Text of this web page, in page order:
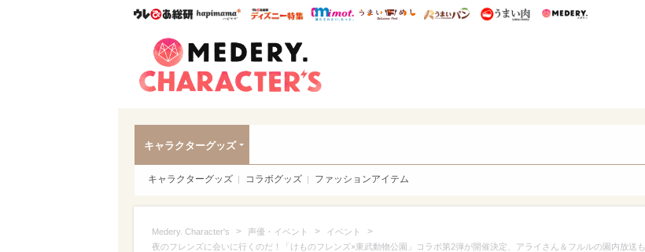
ウレぴあ総研ハピママ* ウレぴあ総研 ディズニー特集
mimot. うまいめし うまいパン うまい肉
キャラクターグッズ
キャラクターグッズ コラボグッズ ファッションアイテム
Medery. Character's > 声優・イベント > イベント >
夜のフレンズに会いに行くのだ！「けものフレンズ×東武動物公園」コラボ第2弾が開催決定、アライさん＆フルルの園内放送も